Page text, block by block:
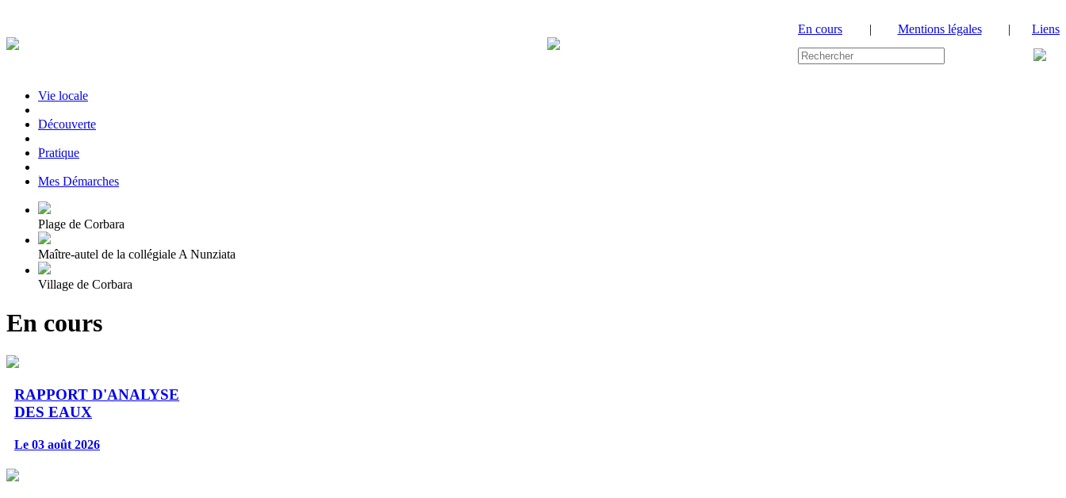
En cours | Mentions légales | Liens
Vie locale
|Découverte
|Pratique
|Mes Démarches
Plage de Corbara
Maître-autel de la collégiale A Nunziata
Village de Corbara
En cours
RAPPORT D'ANALYSE
DES EAUX
Le 03 août 2026